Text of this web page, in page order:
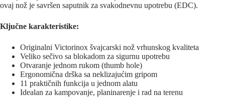
ovaj nož je savršen saputnik za svakodnevnu upotrebu (EDC).
Ključne karakteristike:
Originalni Victorinox švajcarski nož vrhunskog kvaliteta
Veliko sečivo sa blokadom za sigurnu upotrebu
Otvaranje jednom rukom (thumb hole)
Ergonomična drška sa neklizajućim gripom
11 praktičnih funkcija u jednom alatu
Idealan za kampovanje, planinarenje i rad na terenu